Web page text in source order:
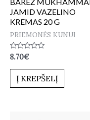
JAMID VAZELINO
KREMAS 20 G
PRIEMONĖS KŪNUI
Įvertinimas:
iš
8.70€
Į KREPŠELĮ